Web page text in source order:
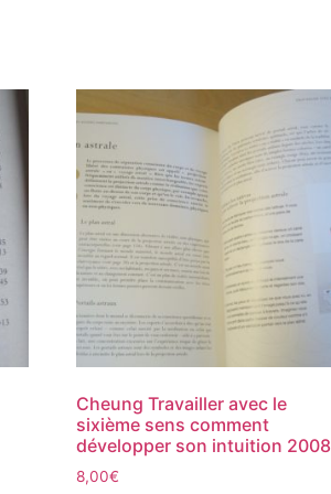
Cheung Travailler avec le
sixième sens comment
développer son intuition 2008
8,00€